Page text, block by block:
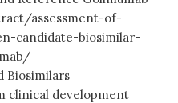
assessment-of-
candidate-biosimilar-
Biosimilars
clinical development